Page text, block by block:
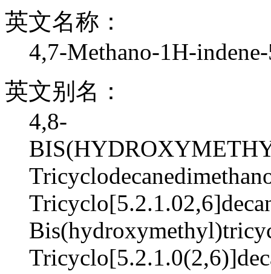
英文名称：
4,7-Methano-1H-
英文别名：
4,8-